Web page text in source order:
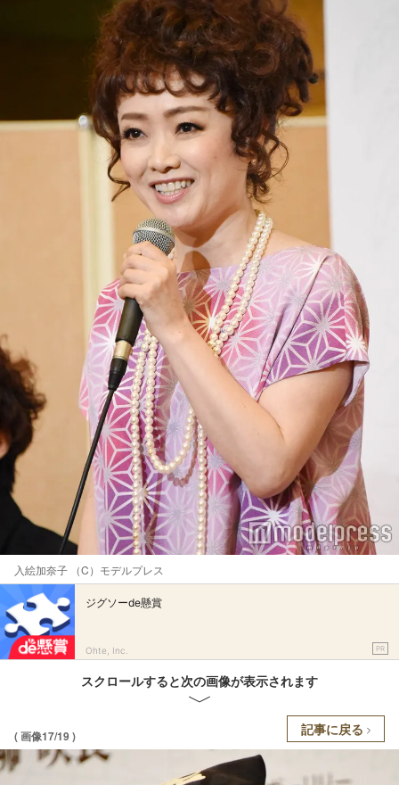
入絵加奈子 （C）モデルプレス
ジグソーde懸賞
Ohte, Inc. PR
スクロールすると次の画像が表示されます
( 画像17/19 ) 記事に戻る